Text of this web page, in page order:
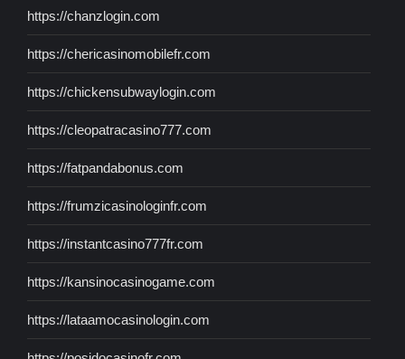
https://chanzlogin.com
https://chericasinomobilefr.com
https://chickensubwaylogin.com
https://cleopatracasino777.com
https://fatpandabonus.com
https://frumzicasinologinfr.com
https://instantcasino777fr.com
https://kansinocasinogame.com
https://lataamocasinologin.com